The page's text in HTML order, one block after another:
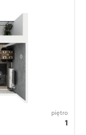
piętro
1